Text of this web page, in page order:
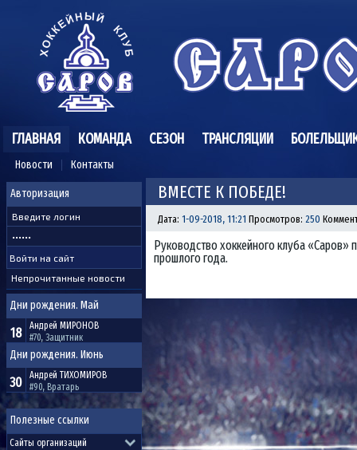
ГЛАВНАЯ
Новости Контакты
КОМАНДА СЕЗОН ТРАНСЛЯЦИИ
Авторизация
Непрочитанные новости
Дни рождения. Май
18 Андрей МИРОНОВ
#70, Защитник
Дни рождения. Июнь
30 Андрей ТИХОМИРОВ
#90, Вратарь
Полезные ссылки
ВМЕСТЕ К ПОБЕДЕ!
Дата: 1-09-2018, 11:21 Просмотров: 250
Руководство хоккейного клуба «Саров»
прошлого года.